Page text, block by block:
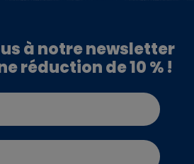
à notre newsletter
réduction de 10 % !